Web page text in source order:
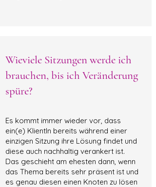
Wieviele Sitzungen werde ich
brauchen, bis ich Veränderung
spüre?
Es kommt immer wieder vor, dass
ein(e) KlientIn bereits während einer
einzigen Sitzung ihre Lösung findet und
diese auch nachhaltig verankert ist.
Das geschieht am ehesten dann, wenn
das Thema bereits sehr präsent ist und
es genau diesen einen Knoten zu lösen